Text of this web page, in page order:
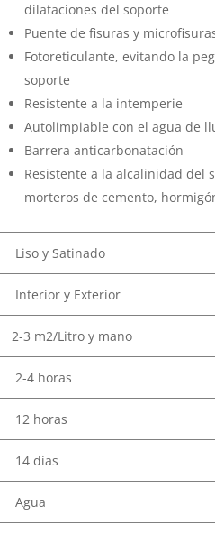
dilataciones del soporte
Puente de fisuras y
Fotoreticulante, evitando la
soporte
Resistente a la intemperie
Autolimpiable con el agua de
Barrera anticarbonatación
Resistente a la alcalinidad del
morteros de cemento,
Liso y Satinado
Interior y Exterior
2-3 m2/Litro y mano
2-4 horas
12 horas
14 días
Agua